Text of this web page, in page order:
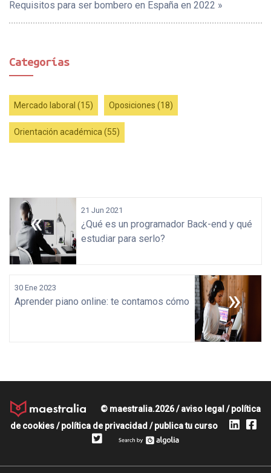
Requisitos para ser bombero en España en 2022 »
Categorías
Mercado laboral (15) Oposiciones (18)
Orientación académica (55)
« 21 Jun 2021
¿Qué es un programador Back-end y qué
estudiar para serlo?
»
30 Ene 2023
Aprender piano online: te contamos cómo
© maestralia.2026 /aviso legal /política
de cookies/política de privacidad /publica tu curso